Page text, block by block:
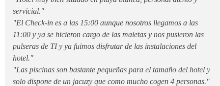
servicial."
"El Check-in es a las 15:00 aunque nosotros llegamos a las
11:00 y ya se hicieron cargo de las maletas y nos pusieron las
pulseras de TI y ya fuimos disfrutar de las instalaciones del
hotel."
"Las piscinas son bastante pequeñas para el tamaño del hotel y
solo dispone de un jacuzy que como mucho cogen 4 personas."